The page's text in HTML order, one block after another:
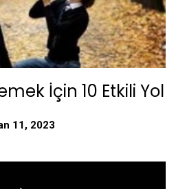
İçin 10 Etkili Yol
11, 2023